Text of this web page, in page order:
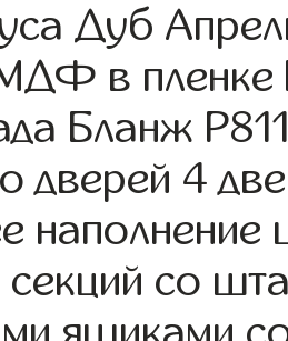
Дуб
в пленке
Бланж
дверей 4
секций со